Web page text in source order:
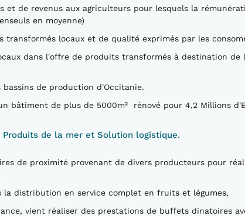
et de revenus aux agriculteurs pour lesquels la
en moyenne)
transformés locaux et de qualité exprimés par les
dans l'offre de produits transformés à destination de
de production d'Occitanie.
bâtiment de plus de 5000m² rénové pour 4,2 Millions
Produits de la mer et Solution logistique.
de proximité provenant de divers producteurs pour
la distribution en service complet en fruits et légumes,
vient réaliser des prestations de buffets dinatoires